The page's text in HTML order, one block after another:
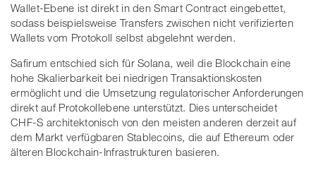
Wallet-Ebene ist direkt in den Smart Contract eingebettet,
sodass beispielsweise Transfers zwischen nicht verifizierten
Wallets vom Protokoll selbst abgelehnt werden.
Safirum entschied sich für Solana, weil die Blockchain eine
hohe Skalierbarkeit bei niedrigen Transaktionskosten
ermöglicht und die Umsetzung regulatorischer Anforderungen
direkt auf Protokollebene unterstützt. Dies unterscheidet
CHF-S architektonisch von den meisten anderen derzeit auf
dem Markt verfügbaren Stablecoins, die auf Ethereum oder
älteren Blockchain-Infrastrukturen basieren.